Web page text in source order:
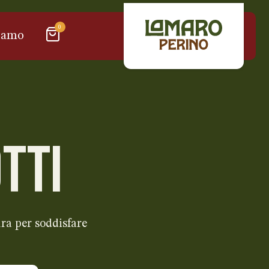
0
per soddisfare